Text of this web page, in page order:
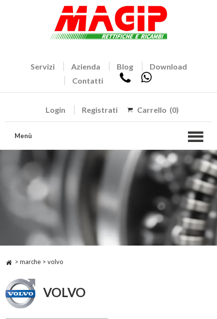
Servizi Azienda Blog
Download
Contatti
Login Registrati Carrello (0)
Menù
> marche > volvo
VOLVO